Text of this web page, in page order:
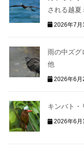
される越夏
2026年7月
雨の中ズグ
他
2026年6月
キンバト・
2026年6月